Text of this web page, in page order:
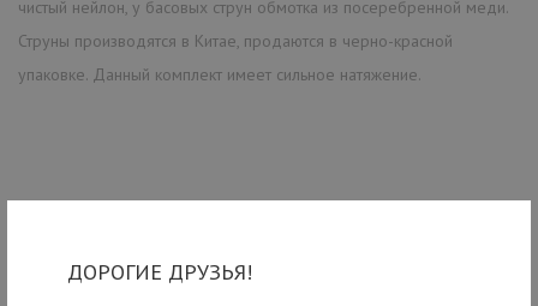
ДОРОГИЕ ДРУЗЬЯ!
чистый нейлон, у басовых струн обмотка из посеребренной меди.
Струны производятся в Китае, продаются в черно-красной
упаковке. Данный комплект имеет сильное натяжение.